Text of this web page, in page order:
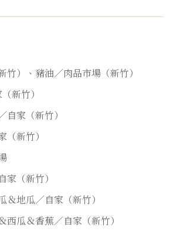
竹）、豬油／肉品市場（新竹）
新竹）
自家（新竹）
（新竹）
家（新竹）
＆地瓜／自家（新竹）
西瓜＆香蕉／自家（新竹）